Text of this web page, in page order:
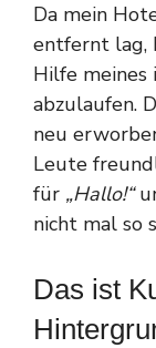
Da mein
entfernt lag,
Hilfe meines
abzulaufen.
neu
Leute
für „Hallo!“
nicht mal so
Das ist